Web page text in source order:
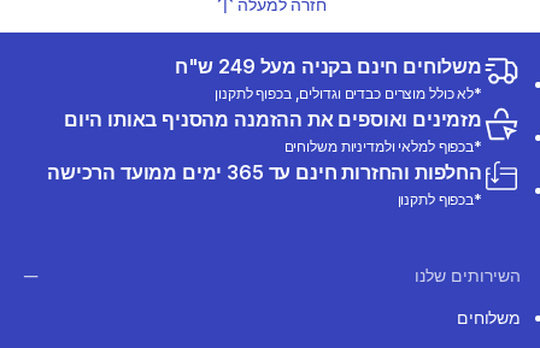
משלוחים חינם בקניה מעל 249 ש"ח
*לא כולל מוצרים כבדים וגדולים, בכפוף לתקנון
מזמינים ואוספים את ההזמנה מהסניף באותו היום
*בכפוף למלאי ולמדיניות משלוחים
החלפות והחזרות חינם עד 365 ימים ממועד הרכישה
*בכפוף לתקנון
השירותים שלנו
משלוחים